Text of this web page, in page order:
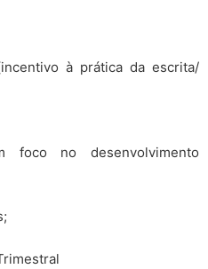
à prática da escrita/
foco no desenvolvimento